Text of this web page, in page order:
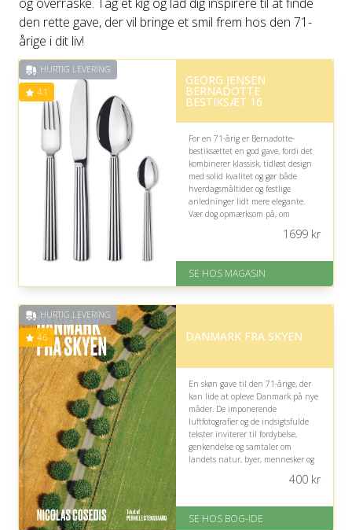
den rette gave, der vil bringe et smil frem hos den 71-
årige i dit liv!
HURTIG LEVERING
4.1
GEORG JENSEN
BERNADOTTE
BESTIKSÆT 16
For en 71-årig er Bernadotte-
bestiksættet en god gave, fordi det
kombinerer klassisk, tidløst design
med solid kvalitet og gør både
hverdagsmåltider og festlige
anledninger lidt mere elegante.
Vær dog opmærksom på, om
På lager
Levering: 1-3 dage
af 5
1699kr
SE HOS MAGASIN
HURTIG LEVERING
4.6 DANMARK FRA SKYEN
En skøn gave til den 71-årige, der
kan lide at opleve Danmark på nye
måder. De imponerende
luftfotografier og de indsigtsfulde
tekster inviterer til fordybelse,
genkendelse og samtaler om
landets natur, byer, mennesker og
På lager
Levering: 1-3 hverdage -
400kr
SE HOS BOG-IDE